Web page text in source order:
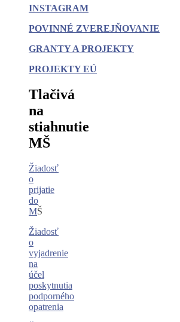
INSTAGRAM
POVINNÉ ZVEREJŇOVANIE
GRANTY A PROJEKTY
PROJEKTY EÚ
Tlačivá
na
stiahnutie
MŠ
Žiadosť
o
prijatie
do
MŠ
Žiadosť
o
vyjadrenie
na
účel
poskytnutia
podporného
opatrenia